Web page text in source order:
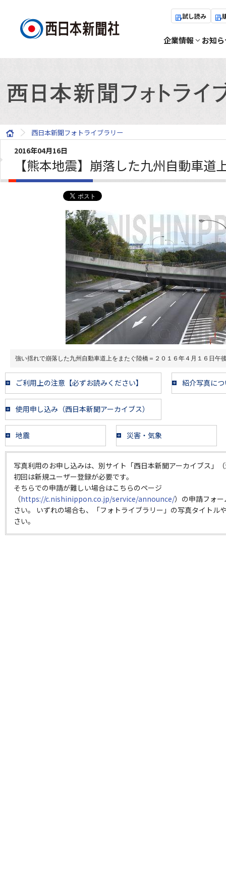
試し読み
企業情報 お知
西日本新聞フォトライブラリー
2016年04月16日
【熊本地震】崩落した九州自動車道
強い揺れで崩落した九州自動車道上をまたぐ陸橋＝２０１６年４月１６日午
ご利用上の注意【必ずお読みください】 紹介写真に
使用申し込み（西日本新聞アーカイブス）
地震 災害・気象
写真利用のお申し込みは、別サイト「西日本新聞アーカイブス」
初回は新規ユーザー登録が必要です。
そちらでの申請が難しい場合はこちらのページ
（https://c.nishinippon.co.jp/service/announce/）の申請フォ
さい。 いずれの場合も、「フォトライブラリー」の写真タイトル
さい。